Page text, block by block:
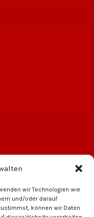
wir Technologien wie
und/oder darauf
können wir Daten